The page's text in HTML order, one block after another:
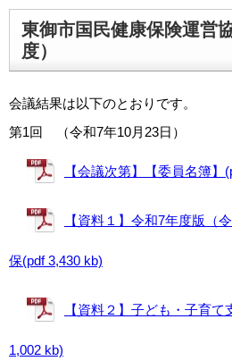
東御市国民健康保険運営
度）
会議結果は以下のとおりです。
第1回 （令和7年10月23日）
【会議次第】【委員名簿】
【資料１】令和7年度版（
保(pdf 3,430 kb)
【資料２】子ども・子育
1,002 kb)